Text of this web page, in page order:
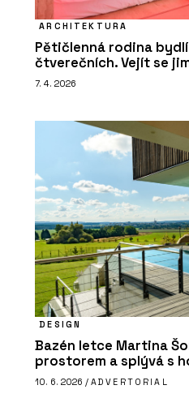
ARCHITEKTURA
Pětičlenná rodina
čtverečních. Vejít se
7. 4. 2026
DESIGN
Bazén letce Martina
prostorem a splývá s
10. 6. 2026 / ADVERTORIAL